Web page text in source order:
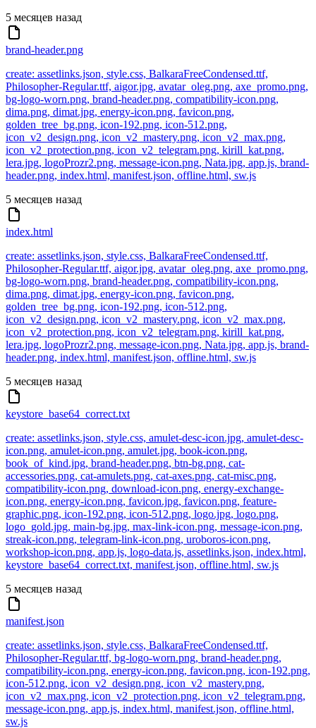
5 месяцев назад
brand-header.png
create: assetlinks.json, style.css, BalkaraFreeCondensed.ttf,
Philosopher-Regular.ttf, aigor.jpg, avatar_oleg.png, axe_promo.png,
bg-logo-worn.png, brand-header.png, compatibility-icon.png,
dima.png, dimat.jpg, energy-icon.png, favicon.png,
golden_tree_bg.png, icon-192.png, icon-512.png,
icon_v2_design.png, icon_v2_mastery.png, icon_v2_max.png,
icon_v2_protection.png, icon_v2_telegram.png, kirill_kat.png,
lera.jpg, logoProzr2.png, message-icon.png, Nata.jpg, app.js, brand-
header.png, index.html, manifest.json, offline.html, sw.js
5 месяцев назад
index.html
create: assetlinks.json, style.css, BalkaraFreeCondensed.ttf,
Philosopher-Regular.ttf, aigor.jpg, avatar_oleg.png, axe_promo.png,
bg-logo-worn.png, brand-header.png, compatibility-icon.png,
dima.png, dimat.jpg, energy-icon.png, favicon.png,
golden_tree_bg.png, icon-192.png, icon-512.png,
icon_v2_design.png, icon_v2_mastery.png, icon_v2_max.png,
icon_v2_protection.png, icon_v2_telegram.png, kirill_kat.png,
lera.jpg, logoProzr2.png, message-icon.png, Nata.jpg, app.js, brand-
header.png, index.html, manifest.json, offline.html, sw.js
5 месяцев назад
keystore_base64_correct.txt
create: assetlinks.json, style.css, amulet-desc-icon.jpg, amulet-desc-
icon.png, amulet-icon.png, amulet.jpg, book-icon.png,
book_of_kind.jpg, brand-header.png, btn-bg.png, cat-
accessories.png, cat-amulets.png, cat-axes.png, cat-misc.png,
compatibility-icon.png, download-icon.png, energy-exchange-
icon.png, energy-icon.png, favicon.jpg, favicon.png, feature-
graphic.png, icon-192.png, icon-512.png, logo.jpg, logo.png,
logo_gold.jpg, main-bg.jpg, max-link-icon.png, message-icon.png,
streak-icon.png, telegram-link-icon.png, uroboros-icon.png,
workshop-icon.png, app.js, logo-data.js, assetlinks.json, index.html,
keystore_base64_correct.txt, manifest.json, offline.html, sw.js
5 месяцев назад
manifest.json
create: assetlinks.json, style.css, BalkaraFreeCondensed.ttf,
Philosopher-Regular.ttf, bg-logo-worn.png, brand-header.png,
compatibility-icon.png, energy-icon.png, favicon.png, icon-192.png,
icon-512.png, icon_v2_design.png, icon_v2_mastery.png,
icon_v2_max.png, icon_v2_protection.png, icon_v2_telegram.png,
message-icon.png, app.js, index.html, manifest.json, offline.html,
sw.js